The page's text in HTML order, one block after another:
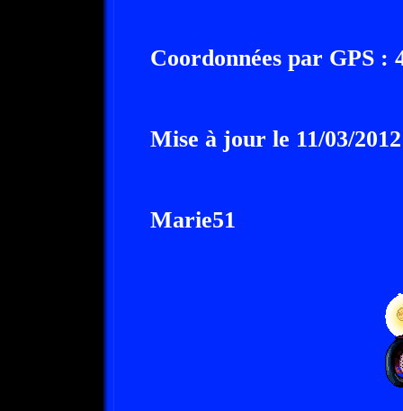
Coordonnées par GPS :
Mise à jour le 11/03/2012
Marie51